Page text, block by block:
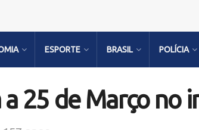
ESPORTE BRASIL POLÍCIA
25 de Março no